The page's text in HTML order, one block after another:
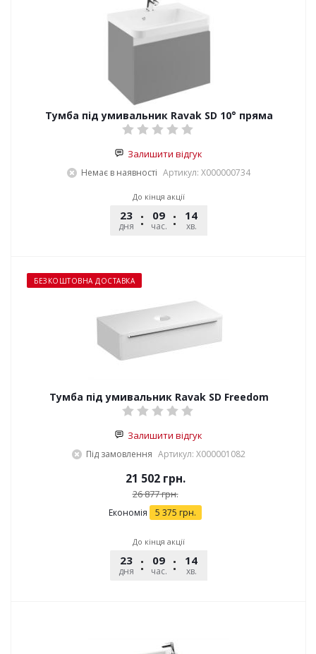
Тумба під умивальник Ravak SD 10° пряма
Залишити відгук
Немає в наявності Артикул: X000000734
До кінця акції
23
дня
09
час.
14
хв.
БЕЗКОШТОВНА ДОСТАВКА
Тумба під умивальник Ravak SD Freedom
Залишити відгук
Під замовлення Артикул: X000001082
21 502грн.
26 877грн.
Економія 5 375 грн.
До кінця акції
23
дня
09
час.
14
хв.